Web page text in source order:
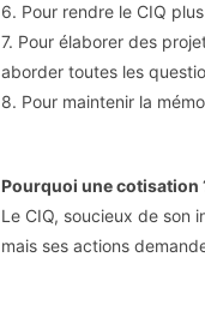
6. Pour rendre le CIQ
7. Pour élaborer des
aborder toutes les
8. Pour maintenir la
Pourquoi une cotisation
Le CIQ, soucieux de son
mais ses actions